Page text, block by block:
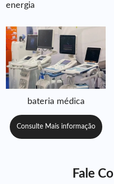
energia
bateria médica
Consulte Mais informação
Fale